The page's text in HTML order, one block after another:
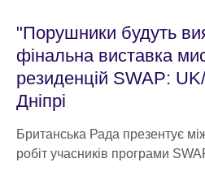
"Порушники будуть
фінальна виставка
резиденцій SWAP:
Дніпрі
Британська Рада презентує
робіт учасників програми